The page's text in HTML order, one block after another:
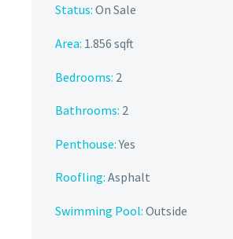
Status: On Sale
Area: 1.856 sqft
Bedrooms: 2
Bathrooms: 2
Penthouse:Yes
Roofling: Asphalt
Swimming Pool: Outside